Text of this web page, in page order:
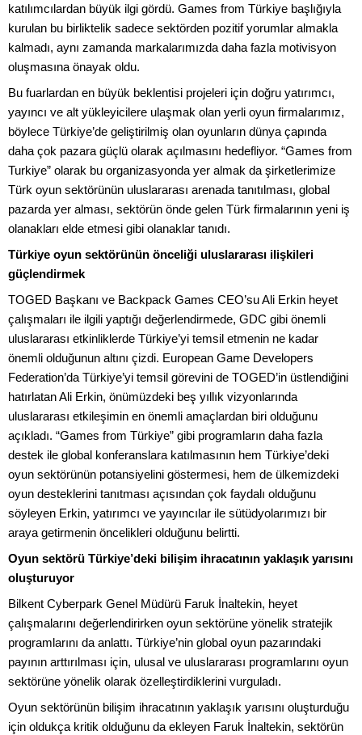
katılımcılardan büyük ilgi gördü. Games from Türkiye başlığıyla
kurulan bu birliktelik sadece sektörden pozitif yorumlar almakla
kalmadı, aynı zamanda markalarımızda daha fazla motivisyon
oluşmasına önayak oldu.
Bu fuarlardan en büyük beklentisi projeleri için doğru yatırımcı,
yayıncı ve alt yükleyicilere ulaşmak olan yerli oyun firmalarımız,
böylece Türkiye’de geliştirilmiş olan oyunların dünya çapında
daha çok pazara güçlü olarak açılmasını hedefliyor. “Games from
Turkiye” olarak bu organizasyonda yer almak da şirketlerimize
Türk oyun sektörünün uluslararası arenada tanıtılması, global
pazarda yer alması, sektörün önde gelen Türk firmalarının yeni iş
olanakları elde etmesi gibi olanaklar tanıdı.
Türkiye oyun sektörünün önceliği uluslararası ilişkileri
güçlendirmek
TOGED Başkanı ve Backpack Games CEO’su Ali Erkin heyet
çalışmaları ile ilgili yaptığı değerlendirmede, GDC gibi önemli
uluslararası etkinliklerde Türkiye’yi temsil etmenin ne kadar
önemli olduğunun altını çizdi. European Game Developers
Federation’da Türkiye’yi temsil görevini de TOGED’in üstlendiğini
hatırlatan Ali Erkin, önümüzdeki beş yıllık vizyonlarında
uluslararası etkileşimin en önemli amaçlardan biri olduğunu
açıkladı. “Games from Türkiye” gibi programların daha fazla
destek ile global konferanslara katılmasının hem Türkiye’deki
oyun sektörünün potansiyelini göstermesi, hem de ülkemizdeki
oyun desteklerini tanıtması açısından çok faydalı olduğunu
söyleyen Erkin, yatırımcı ve yayıncılar ile sütüdyolarımızı bir
araya getirmenin öncelikleri olduğunu belirtti.
Oyun sektörü Türkiye’deki bilişim ihracatının yaklaşık yarısını
oluşturuyor
Bilkent Cyberpark Genel Müdürü Faruk İnaltekin, heyet
çalışmalarını değerlendirirken oyun sektörüne yönelik stratejik
programlarını da anlattı. Türkiye’nin global oyun pazarındaki
payının arttırılması için, ulusal ve uluslararası programlarını oyun
sektörüne yönelik olarak özelleştirdiklerini vurguladı.
Oyun sektörünün bilişim ihracatının yaklaşık yarısını oluşturduğu
için oldukça kritik olduğunu da ekleyen Faruk İnaltekin, sektörün